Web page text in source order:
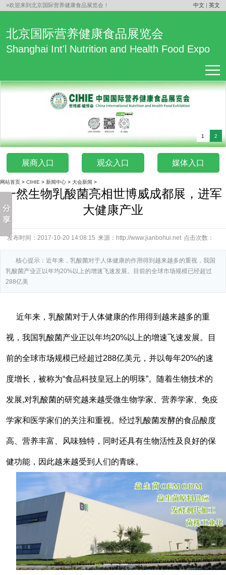
»欢迎来到北京国际营养健康食品展览会！ 中文 |英文
北京国际营养健康食品展览会
Shanghai Int'l Nutrition and Health Food Expo
1 2
展商入口 观众入口 媒体入口
网站首页 > CIHIE > 新闻中心 > 大会新闻 >
一然生物乳酸菌亮相世博威成都展，进军
大健康产业
发布时间：2017-10-20 14:08:15 来源：http://www.jianbohui.net 点击次数：
核心提示：近年来，乳酸菌对于人体健康的作用得到越来越多的重视，我国
乳酸菌产业正以年均20%以上的增速飞速发展。目前的全球市场规模已经超过
288亿美
近年来，乳酸菌对于人体健康的作用得到越来越多的重
视，我国乳酸菌产业正以年均20%以上的增速飞速发展。目
前的全球市场规模已经超过288亿美元，并以每年20%的速
度增长，被称为“食品科技皇冠上的明珠”。随着生物技术的
发展,对乳酸菌的研究越来越受微生物学家、营养学家、免疫
学家和医学家们的关注和重视。经过乳酸菌发酵的食品酸度
高、营养丰富、风味独特，同时还具有生物活性及良好的保
健功能，因此越来越受到人们的青睐。